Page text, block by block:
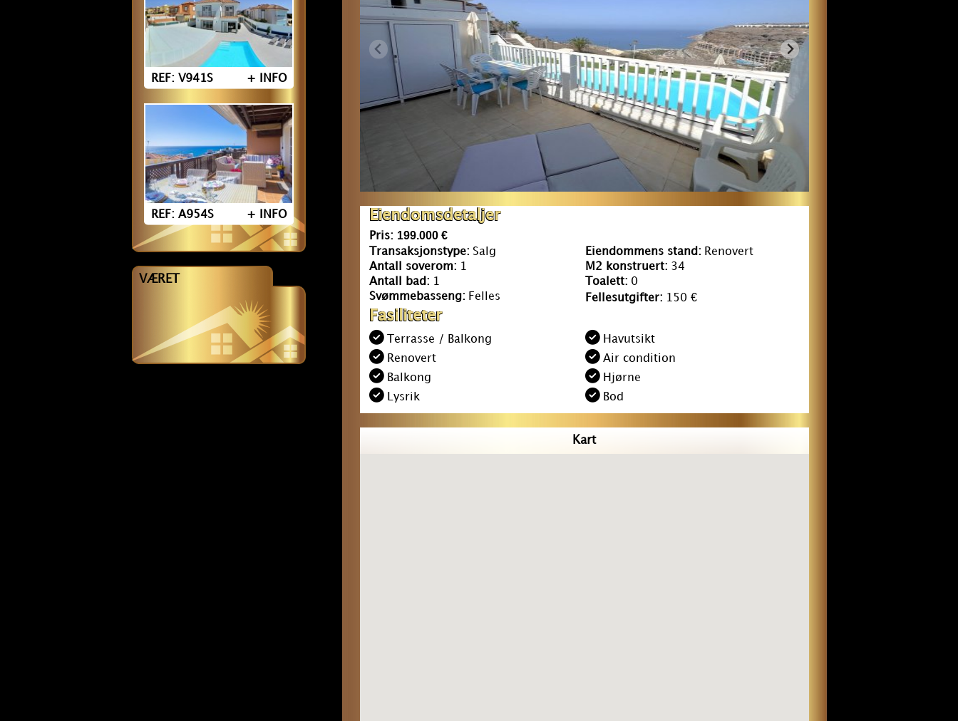
REF: V941S + INFO
REF: A954S + INFO
VÆRET
Eiendomsdetaljer
Pris: 199.000 €
Transaksjonstype: Salg Eiendommens stand: Renovert
Antall soverom: 1 M2 konstruert: 34
Antall bad: 1 Toalett: 0
Svømmebasseng: Felles Fellesutgifter: 150 €
Fasiliteter
Terrasse / Balkong
Havutsikt
Renovert
Air condition
Balkong
Hjørne
Lysrik
Bod
Kart